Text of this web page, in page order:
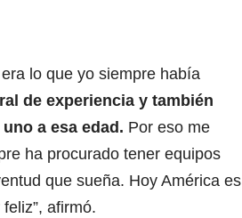
lo que yo siempre había
de experiencia y también
a esa edad. Por eso me
ha procurado tener equipos
que sueña. Hoy América es
afirmó.